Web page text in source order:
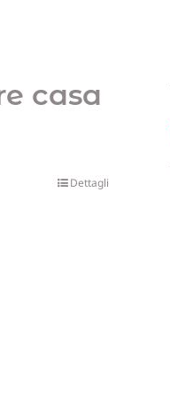
casa
Dettagli